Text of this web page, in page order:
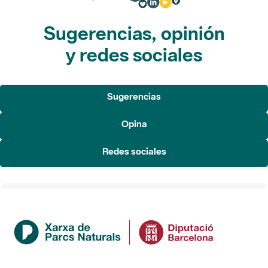
Sugerencias, opinión
y redes sociales
Sugerencias
Opina
Redes sociales